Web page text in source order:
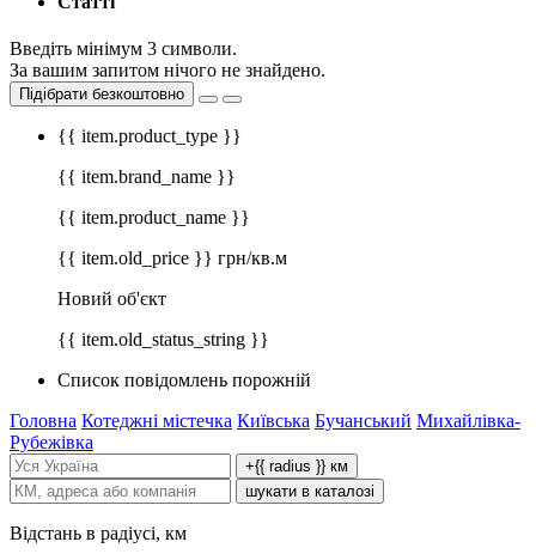
Введіть мінімум 3 символи.
За вашим запитом нічого не знайдено.
Підібрати безкоштовно
{{ item.product_type }}
{{ item.brand_name }}
{{ item.product_name }}
{{ item.old_price }} грн/кв.м
Новий об'єкт
{{ item.old_status_string }}
Список повідомлень порожній
Головна Котеджні містечка Київська Бучанський Михайлівка-
Рубежівка
+{{ radius }} км
шукати в каталозі
Відстань в радіусі, км